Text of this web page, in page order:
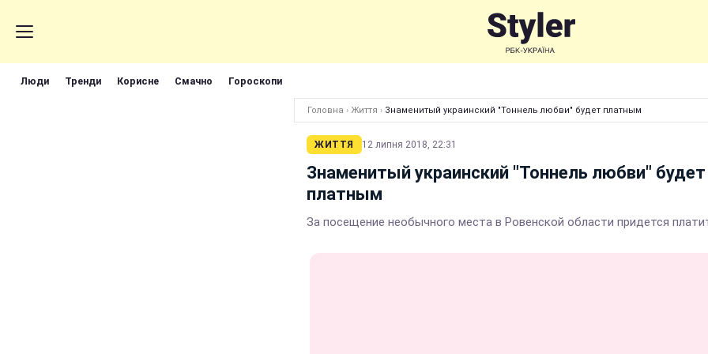
Люди Тренди Корисне Смачно Гороскопи
Головна › Життя › Знаменитый украинский "Тоннель любви" будет платным
ЖИТТЯ 12 липня 2018, 22:31
Знаменитый украинский "Тоннель любви" будет
платным
За посещение необычного места в Ровенской области придется